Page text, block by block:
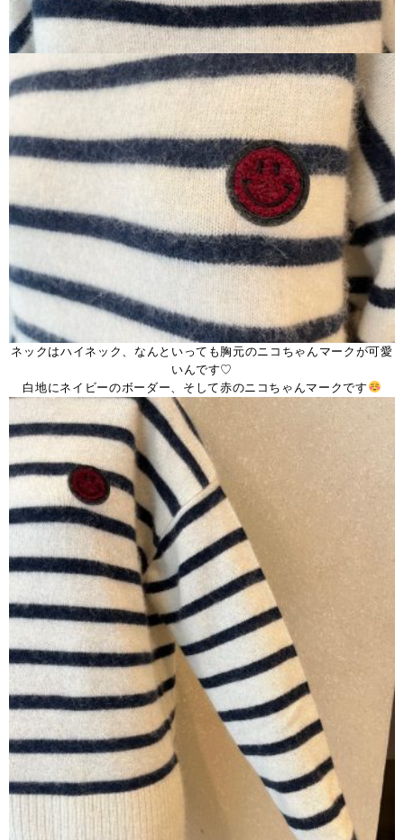
ネックはハイネック、なんといっても胸元のニコちゃんマークが可愛
いんです♡
白地にネイビーのボーダー、そして赤のニコちゃんマークです